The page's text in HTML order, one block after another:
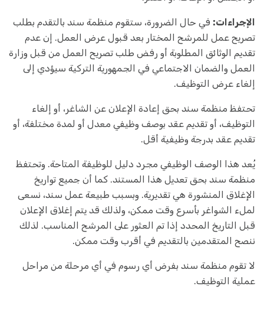
الإجراءات: في حال الضرورة، ستقوم منظمة سند بالتقدم بطلب
تصريح عمل للمرشح المختار بعد قبول عرض العمل. إن عدم
تقديم الوثائق المطلوبة أو رفض طلب تصريح العمل من قبل وزارة
العمل والضمان الاجتماعي في الجمهورية التركية سيؤدي إلى
إلغاء عرض التوظيف.
تحتفظ منظمة سند بحق إعادة الإعلان عن الشاغر، أو إلغاء
التوظيف، أو تقديم عقد بوصف وظيفي معدل أو لمدة مختلفة، أو
تقديم عقد بدرجة وظيفية أقل.
يُعد هذا الوصف الوظيفي مجرد دليل للوظيفة المتاحة. وتحتفظ
منظمة سند بحق تعديل هذا المستند. كما أن جميع تواريخ
الإغلاق المنشورة هي تقديرية. وبسبب طبيعة عمل سند، نسعى
لملء الشواغر بأسرع وقت ممكن، ولذلك قد يتم إغلاق الإعلان
قبل التاريخ المحدد إذا تم العثور على المرشح المناسب. لذلك
ننصح المتقدمين بالتقديم في أقرب وقت ممكن.
لا تقوم منظمة سند بفرض أي رسوم في أي مرحلة من مراحل
عملية التوظيف.